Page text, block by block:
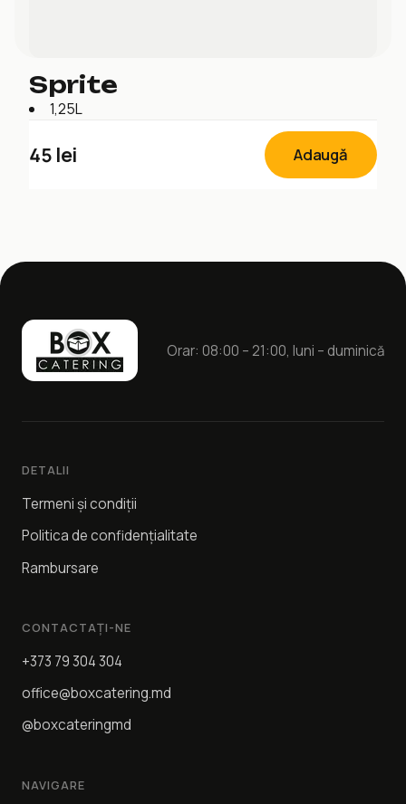
Sprite
1,25L
45 lei Adaugă
Orar: 08:00 – 21:00, luni – duminică
DETALII
Termeni și condiții
Politica de confidențialitate
Rambursare
CONTACTAȚI-NE
+373 79 304 304
office@boxcatering.md
@boxcateringmd
NAVIGARE